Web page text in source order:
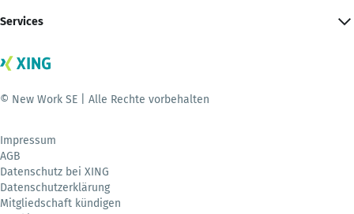
Services
© New Work SE | Alle Rechte vorbehalten
Impressum
AGB
Datenschutz bei XING
Datenschutzerklärung
Mitgliedschaft kündigen